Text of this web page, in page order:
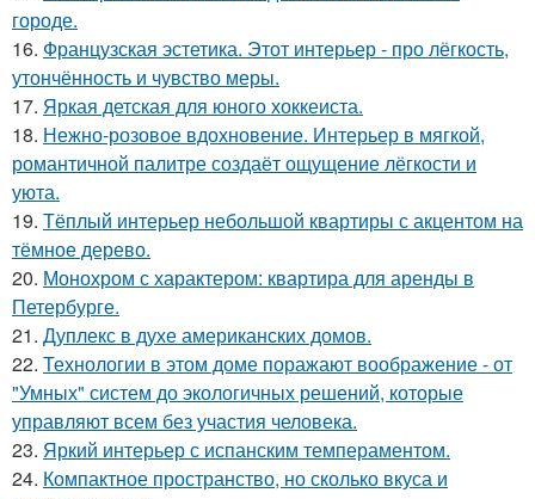
городе.
16. Французская эстетика. Этот интерьер - про лёгкость,
утончённость и чувство меры.
17. Яркая детская для юного хоккеиста.
18. Нежно-розовое вдохновение. Интерьер в мягкой,
романтичной палитре создаёт ощущение лёгкости и
уюта.
19. Тёплый интерьер небольшой квартиры с акцентом на
тёмное дерево.
20. Монохром с характером: квартира для аренды в
Петербурге.
21. Дуплекс в духе американских домов.
22. Технологии в этом доме поражают воображение - от
"Умных" систем до экологичных решений, которые
управляют всем без участия человека.
23. Яркий интерьер с испанским темпераментом.
24. Компактное пространство, но сколько вкуса и